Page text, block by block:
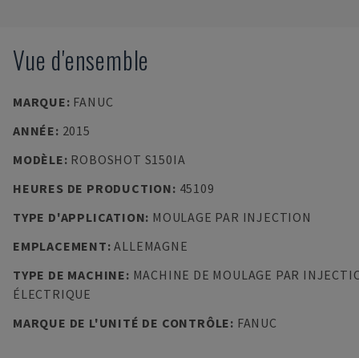
Vue d'ensemble
MARQUE: FANUC
ANNÉE: 2015
MODÈLE: ROBOSHOT S150IA
HEURES DE PRODUCTION: 45109
TYPE D'APPLICATION: MOULAGE PAR INJECTION
EMPLACEMENT:ALLEMAGNE
TYPE DE MACHINE: MACHINE DE MOULAGE PAR
ÉLECTRIQUE
MARQUE DE L'UNITÉ DE CONTRÔLE: FANUC